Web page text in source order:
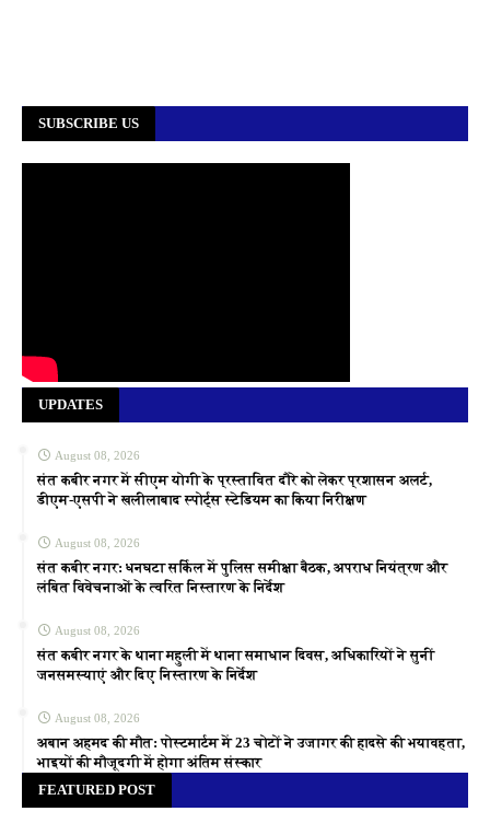
SUBSCRIBE US
UPDATES
August 08, 2026
संत कबीर नगर में सीएम योगी के प्रस्तावित दौरे को लेकर प्रशासन अलर्ट,
डीएम-एसपी ने खलीलाबाद स्पोर्ट्स स्टेडियम का किया निरीक्षण
August 08, 2026
संत कबीर नगर: धनघटा सर्किल में पुलिस समीक्षा बैठक, अपराध नियंत्रण और
लंबित विवेचनाओं के त्वरित निस्तारण के निर्देश
August 08, 2026
संत कबीर नगर के थाना महुली में थाना समाधान दिवस, अधिकारियों ने सुनीं
जनसमस्याएं और दिए निस्तारण के निर्देश
August 08, 2026
अबान अहमद की मौत: पोस्टमार्टम में 23 चोटों ने उजागर की हादसे की भयावहता,
भाइयों की मौजूदगी में होगा अंतिम संस्कार
FEATURED POST